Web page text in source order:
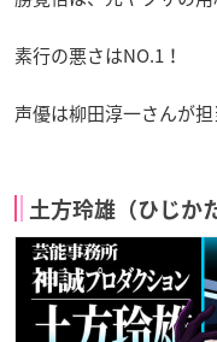
素行の悪さはNO.1！
声優は柳田淳一さんが担
土方玲雄（ひじか